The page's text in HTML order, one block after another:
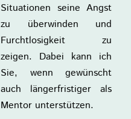
Situationen seine Angst
zu überwinden und
Furchtlosigkeit zu
zeigen. Dabei kann ich
Sie, wenn gewünscht
auch längerfristiger als
Mentor unterstützen.